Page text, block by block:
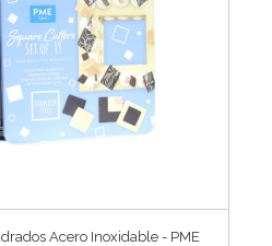
Acero Inoxidable - PME